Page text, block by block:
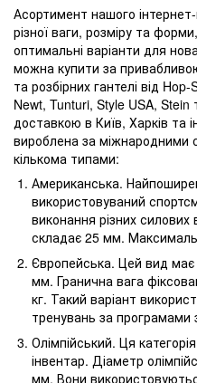
Асортимент нашого
різної ваги, розміру та
оптимальні варіанти для
можна купити за
та розбірних гантелі від
Newt, Tunturi, Style USA, Stein
доставкою в Київ, Харків та
вироблена за міжнародними
кількома типами:
Американська.
використовуваний
виконання різних
складає 25 мм.
Європейська. Цей вид має
мм. Гранична вага
кг. Такий варіант
тренувань за програмами
Олімпійський. Ця
інвентар. Діаметр
мм. Вони